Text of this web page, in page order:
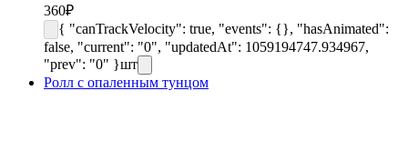
360₽
{ "canTrackVelocity": true, "events": {}, "hasAnimated":
false, "current": "0", "updatedAt": 1059194747.934967,
"prev": "0" }шт
Ролл с опаленным тунцом